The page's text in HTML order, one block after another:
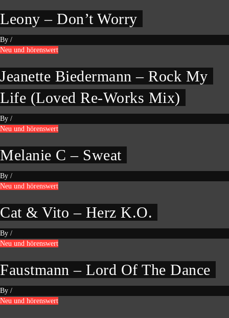
Leony – Don’t Worry
By /
Neu und hörenswert
Jeanette Biedermann – Rock My
Life (Loved Re-Works Mix)
By /
Neu und hörenswert
Melanie C – Sweat
By /
Neu und hörenswert
Cat & Vito – Herz K.O.
By /
Neu und hörenswert
Faustmann – Lord Of The Dance
By /
Neu und hörenswert